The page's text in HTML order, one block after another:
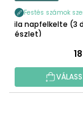
Festés számok
Lila napfelkelte (3
készlet)